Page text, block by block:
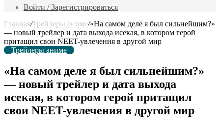
фильм
Войти / Зарегистрироваться
Главная/Трейлеры аниме/«На самом деле я был сильнейшим?»
— новый трейлер и дата выхода исекая, в котором герой
притащил свои NEET-увлечения в другой мир
Трейлеры аниме
«На самом деле я был сильнейшим?»
— новый трейлер и дата выхода
исекая, в котором герой притащил
свои NEET-увлечения в другой мир